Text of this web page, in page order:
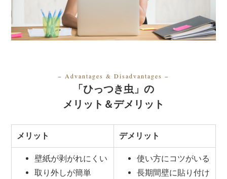
− Advantages & Disadvantages −
「ひっつき虫」の
メリット＆デメリット
メリット デメリット
壁紙が剥がれにくい
取り外しが簡単
使い方にコツがいる
長期間壁に貼り付け